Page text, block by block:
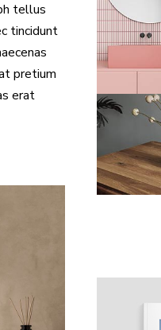
tellus
tincidunt
pretium
erat